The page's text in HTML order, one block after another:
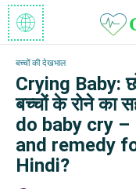
बच्चों की देखभाल
Crying Baby:
बच्चों के रोने का
do baby cry
and remedy
Hindi?